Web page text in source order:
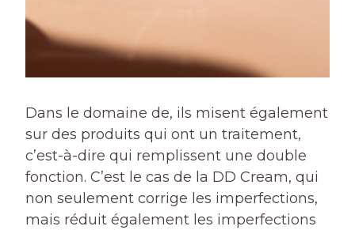
Dans le domaine de, ils misent également
sur des produits qui ont un traitement,
c’est-à-dire qui remplissent une double
fonction. C’est le cas de la DD Cream, qui
non seulement corrige les imperfections,
mais réduit également les imperfections